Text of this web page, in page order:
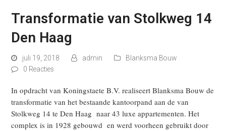
Transformatie van Stolkweg 14
Den Haag
juli 19, 2018 admin
Blanksma Bouw
0 Reacties
In opdracht van Koningstaete B.V. realiseert Blanksma Bouw de
transformatie van het bestaande kantoorpand aan de van
Stolkweg 14 te Den Haag naar 43 luxe appartementen. Het
complex is in 1928 gebouwd en werd voorheen gebruikt door